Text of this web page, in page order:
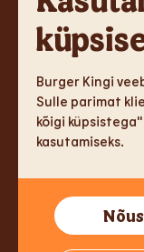
Burger Kingi
Sulle parimat
kõigi
kasutamiseks.
Tule tööle
Tule tööle
TM & Copyright
kaitstud.